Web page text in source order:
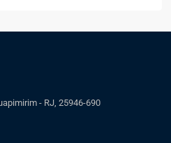
- RJ, 25946-690